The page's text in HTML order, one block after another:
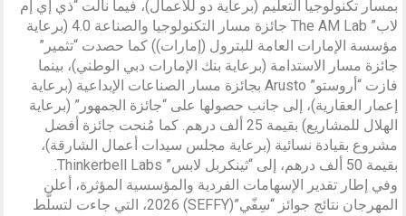
بمسار تكنولوجيا التعليم (برعاية دو للأعمال)، فيما نالت “ذي إي إم
لاب” The AM Lab جائزة مسار التكنولوجيا والصناعة 4.0 (برعاية
مؤسسة الإمارات العامة للبترول (إمارات)) كما حصدت “تثمير”
جائزة مسار الاستدامة (برعاية بنك الإمارات دبي الوطني)، بينما
فازت “أروستو” Arusto بجائزة مسار الصناعات الإبداعية (برعاية
إعمار العقارية)، إلى جانب حصولها على “جائزة الجمهور” (برعاية
الهلال للمشاريع) بقيمة 25 ألف درهم. كما مُنحت جائزة أفضل
مشروع بقيادة نسائية (برعاية مجلس سيدات أعمال الشارقة)،
بقيمة 50 ألف درهم، إلى “ثينكربل لابس” Thinkerbell Labs.
وفي إطار تقدير الإسهامات الفردية والمؤسسية المؤثرة، أعلن
المهرجان نتائج جوائز “سِفّي”(SEFFY) 2026، التي جاءت لتسلّط